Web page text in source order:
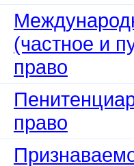
(частное и
право
право